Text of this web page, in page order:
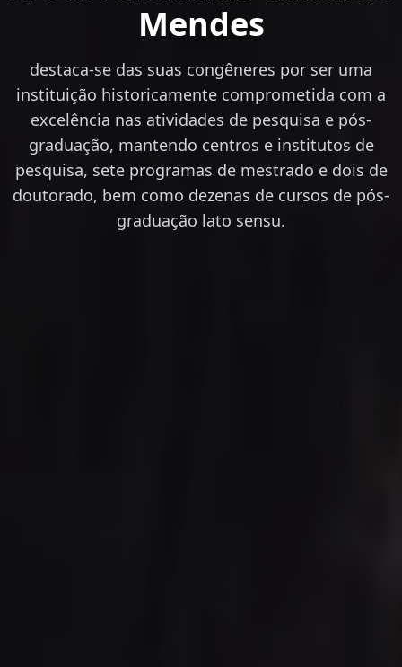
Mendes
destaca-se das suas congêneres por ser uma
instituição historicamente comprometida com a
excelência nas atividades de pesquisa e pós-
graduação, mantendo centros e institutos de
pesquisa, sete programas de mestrado e dois de
doutorado, bem como dezenas de cursos de pós-
graduação lato sensu.